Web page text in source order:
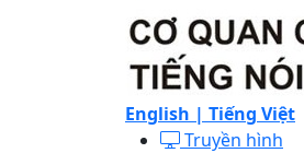
English | Tiếng Việt
Truyền hình